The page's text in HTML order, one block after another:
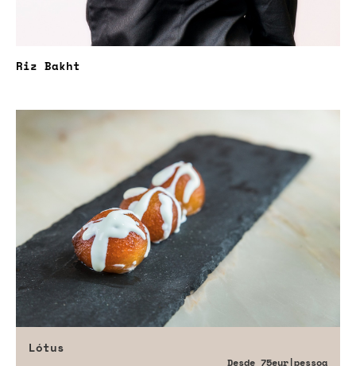
Riz Bakht
Lótus
Desde 75eur|pessoa